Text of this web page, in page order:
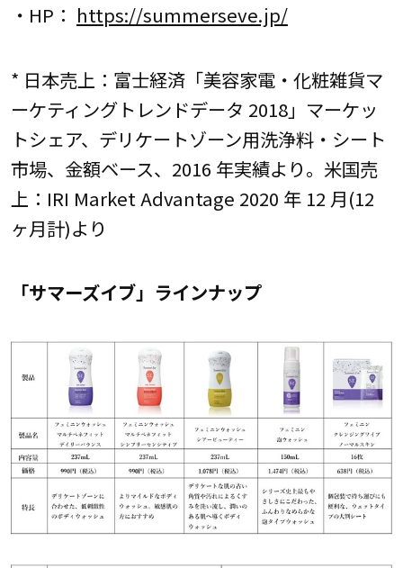
・HP： https://summerseve.jp/
* 日本売上：富士経済「美容家電・化粧雑貨マ
ーケティングトレンドデータ 2018」マーケッ
トシェア、デリケートゾーン用洗浄料・シート
市場、金額ベース、2016 年実績より。米国売
上：IRI Market Advantage 2020 年 12 月(12
ヶ月計)より
「サマーズイブ」ラインナップ